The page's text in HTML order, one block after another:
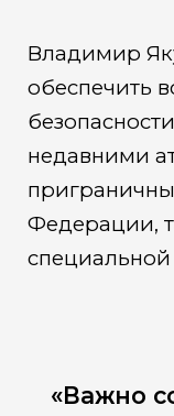
Владимир
обеспечить
недавними
Федерации,
«Важно